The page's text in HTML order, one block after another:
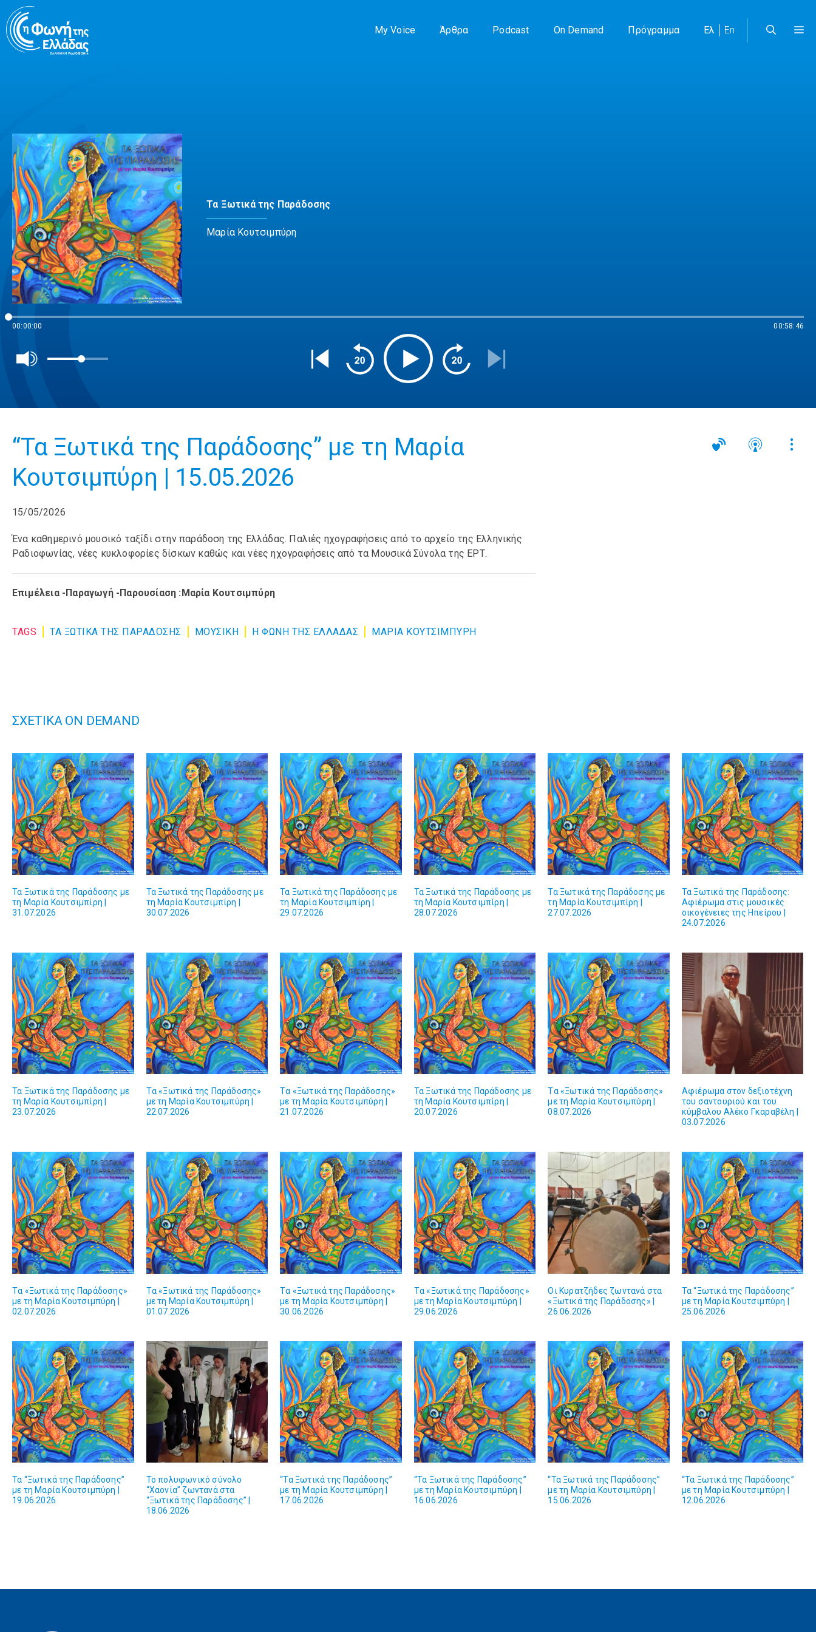
Μετάβαση
σε
περιεχόμενο
My Voice Άρθρα Podcast On Demand Πρόγραμμα Ελ En
Τα Ξωτικά της Παράδοσης
Μαρία Κουτσιμπύρη
00:00:00 00:58:46
“Τα Ξωτικά της Παράδοσης” με τη Μαρία
Κουτσιμπύρη | 15.05.2026
15/05/2026
Ένα καθημερινό μουσικό ταξίδι στην παράδοση της Ελλάδας. Παλιές ηχογραφήσεις από το αρχείο της Ελληνικής
Ραδιοφωνίας, νέες κυκλοφορίες δίσκων καθώς και νέες ηχογραφήσεις από τα Μουσικά Σύνολα της ΕΡΤ.
Επιμέλεια -Παραγωγή -Παρουσίαση :Μαρία Κουτσιμπύρη
TAGS ΤΑ ΞΩΤΙΚΑ ΤΗΣ ΠΑΡΑΔΟΣΗΣ ΜΟΥΣΙΚΉ Η ΦΩΝΗ ΤΗΣ ΕΛΛΑΔΑΣ ΜΑΡΙΑ ΚΟΥΤΣΙΜΠΥΡΗ
ΣΧΕΤΙΚΑ ON DEMAND
Τα Ξωτικά της Παράδοσης με
τη Μαρία Κουτσιμπίρη |
31.07.2026
Τα Ξωτικά της Παράδοσης με
τη Μαρία Κουτσιμπίρη |
30.07.2026
Τα Ξωτικά της Παράδοσης με
τη Μαρία Κουτσιμπίρη |
29.07.2026
Τα Ξωτικά της Παράδοσης με
τη Μαρία Κουτσιμπίρη |
28.07.2026
Τα Ξωτικά της Παράδοσης με
τη Μαρία Κουτσιμπίρη |
27.07.2026
Τα Ξωτικά της Παράδοσης:
Αφιέρωμα στις μουσικές
οικογένειες της Ηπείρου |
24.07.2026
Τα Ξωτικά της Παράδοσης με
τη Μαρία Κουτσιμπίρη |
23.07.2026
Tα «Ξωτικά της Παράδοσης»
με τη Μαρία Κουτσιμπύρη |
22.07.2026
Tα «Ξωτικά της Παράδοσης»
με τη Μαρία Κουτσιμπύρη |
21.07.2026
Τα Ξωτικά της Παράδοσης με
τη Μαρία Κουτσιμπίρη |
20.07.2026
Tα «Ξωτικά της Παράδοσης»
με τη Μαρία Κουτσιμπύρη |
08.07.2026
Aφιέρωμα στον δεξιοτέχνη
του σαντουριού και του
κύμβαλου Αλέκο Γκαραβέλη |
03.07.2026
Tα «Ξωτικά της Παράδοσης»
με τη Μαρία Κουτσιμπύρη |
02.07.2026
Tα «Ξωτικά της Παράδοσης»
με τη Μαρία Κουτσιμπύρη |
01.07.2026
Tα «Ξωτικά της Παράδοσης»
με τη Μαρία Κουτσιμπύρη |
30.06.2026
Tα «Ξωτικά της Παράδοσης»
με τη Μαρία Κουτσιμπύρη |
29.06.2026
Οι Κυρατζήδες ζωντανά στα
«Ξωτικά της Παράδοσης» |
26.06.2026
Τα “Ξωτικά της Παράδοσης”
με τη Μαρία Κουτσιμπύρη |
25.06.2026
Τα “Ξωτικά της Παράδοσης”
με τη Μαρία Κουτσιμπύρη |
19.06.2026
Το πολυφωνικό σύνολο
“Χαονία” ζωντανά στα
“Ξωτικά της Παράδοσης” |
18.06.2026
“Τα Ξωτικά της Παράδοσης”
με τη Μαρία Κουτσιμπύρη |
17.06.2026
“Τα Ξωτικά της Παράδοσης”
με τη Μαρία Κουτσιμπύρη |
16.06.2026
“Τα Ξωτικά της Παράδοσης”
με τη Μαρία Κουτσιμπύρη |
15.06.2026
“Τα Ξωτικά της Παράδοσης”
με τη Μαρία Κουτσιμπύρη |
12.06.2026